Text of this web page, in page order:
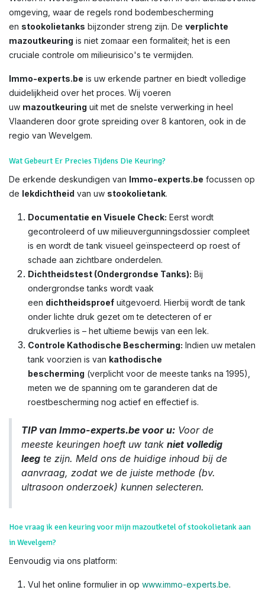
omgeving, waar de regels rond bodembescherming
en stookolietanks bijzonder streng zijn. De verplichte
mazoutkeuring is niet zomaar een formaliteit; het is een
cruciale controle om milieurisico's te vermijden.
Immo-experts.be is uw erkende partner en biedt volledige
duidelijkheid over het proces. Wij voeren
uw mazoutkeuring uit met de snelste verwerking in heel
Vlaanderen door grote spreiding over 8 kantoren, ook in de
regio van Wevelgem.
Wat Gebeurt Er Precies Tijdens Die Keuring?
De erkende deskundigen van Immo-experts.be focussen op
de lekdichtheid van uw stookolietank.
Documentatie en Visuele Check: Eerst wordt
gecontroleerd of uw milieuvergunningsdossier compleet
is en wordt de tank visueel geïnspecteerd op roest of
schade aan zichtbare onderdelen.
Dichtheidstest (Ondergrondse Tanks): Bij
ondergrondse tanks wordt vaak
een dichtheidsproef uitgevoerd. Hierbij wordt de tank
onder lichte druk gezet om te detecteren of er
drukverlies is – het ultieme bewijs van een lek.
Controle Kathodische Bescherming: Indien uw metalen
tank voorzien is van kathodische
bescherming (verplicht voor de meeste tanks na 1995),
meten we de spanning om te garanderen dat de
roestbescherming nog actief en effectief is.
TIP van Immo-experts.be voor u: Voor de
meeste keuringen hoeft uw tank niet volledig
leeg te zijn. Meld ons de huidige inhoud bij de
aanvraag, zodat we de juiste methode (bv.
ultrasoon onderzoek) kunnen selecteren.
Hoe vraag ik een keuring voor mijn mazoutketel of stookolietank aan
in Wevelgem?
Eenvoudig via ons platform:
Vul het online formulier in op www.immo-experts.be.